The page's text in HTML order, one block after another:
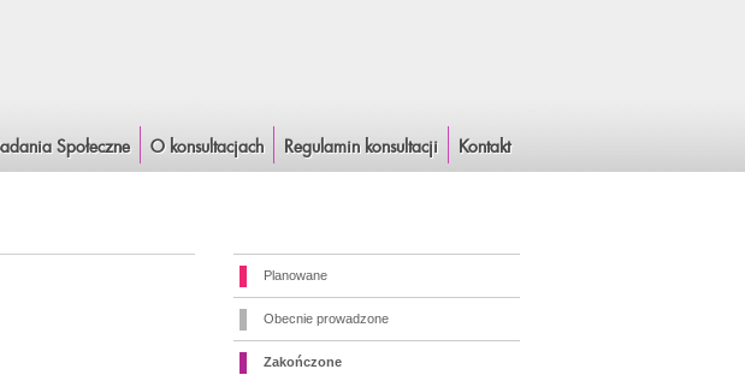
Planowane
Obecnie prowadzone
Zakończone
Społeczne O konsultacjach Regulamin konsultacji Kontakt